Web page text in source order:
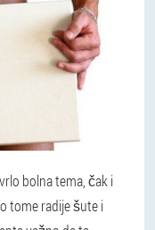
bolna tema, čak i
tome radije šute i